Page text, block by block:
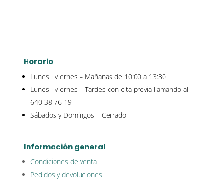
Horario
Lunes · Viernes – Mañanas de 10:00 a 13:30
Lunes · Viernes – Tardes con cita previa llamando al
640 38 76 19
Sábados y Domingos – Cerrado
Información general
Condiciones de venta
Pedidos y devoluciones